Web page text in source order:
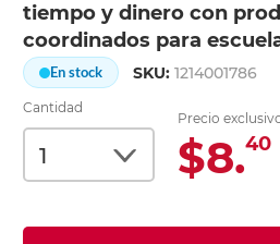
tiempo y dinero con
coordinados para
En stock SKU:1214001786
Cantidad
Precio
$8.40